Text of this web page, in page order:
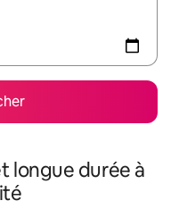
longue durée à